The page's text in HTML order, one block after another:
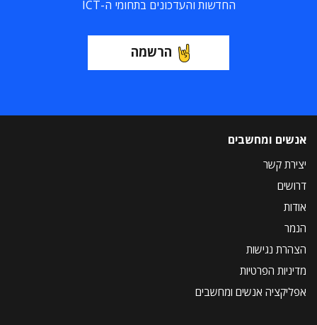
החדשות והעדכונים בתחומי ה-ICT
הרשמה
אנשים ומחשבים
יצירת קשר
דרושים
אודות
הנמר
הצהרת נגישות
מדיניות הפרטיות
אפליקציה אנשים ומחשבים